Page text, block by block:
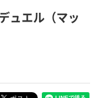
ュエル（マッ